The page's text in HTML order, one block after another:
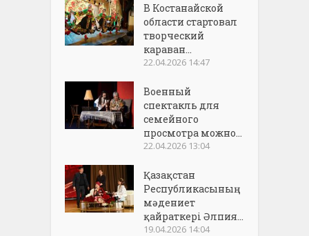
В Костанайской
области стартовал
творческий
караван...
22.04.2026 14:47
Военный
спектакль для
семейного
просмотра можно...
22.04.2026 13:04
Қазақстан
Республикасының
мәдениет
қайраткері Әлпия...
19.04.2026 14:04